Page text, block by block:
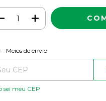
para o CEP:
Meios de envio
sei meu CEP